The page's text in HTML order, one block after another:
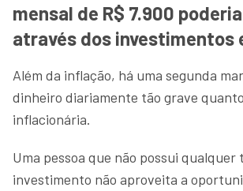
mensal de R$ 7.900
através dos investimentos
Além da inflação, há uma segunda
dinheiro diariamente tão grave
inflacionária.
Uma pessoa que não possui qualquer
investimento não aproveita a